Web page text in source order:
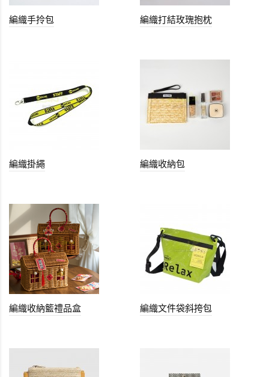
編織手拎包 編織打結玫瑰抱枕
編織掛繩 編織收納包
編織收納籃禮品盒 編織文件袋斜挎包